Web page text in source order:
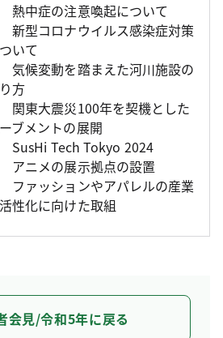
熱中症の注意喚起について
新型コロナウイルス感染症対策
いて
気候変動を踏まえた河川施設の
方
関東大震災100年を契機とした
ブメントの展開
SusHi Tech Tokyo 2024
アニメの展示拠点の設置
ファッションやアパレルの産業
性化に向けた取組
会見/令和5年に戻る